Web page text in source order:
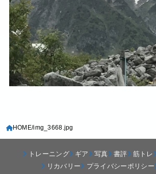
HOME img_3668.jpg
トレーニング ギア 写真 書評 筋トレ
リカバリー
プライバシーポリシー